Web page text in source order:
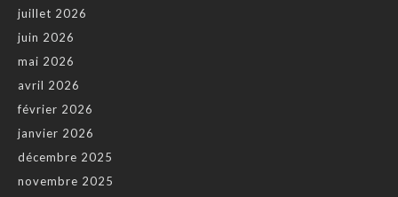
juillet 2026
juin 2026
mai 2026
avril 2026
février 2026
janvier 2026
décembre 2025
novembre 2025